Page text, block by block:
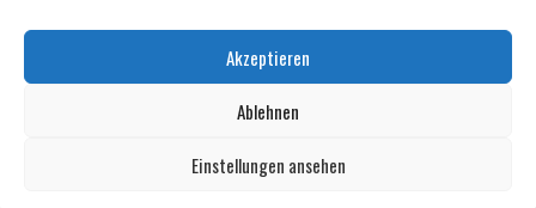
Akzeptieren
Ablehnen
Einstellungen ansehen